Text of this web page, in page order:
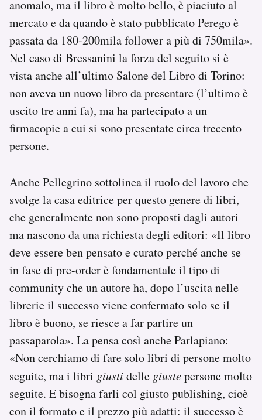
anomalo, ma il libro è molto bello, è piaciuto al
mercato e da quando è stato pubblicato Perego è
passata da 180-200mila follower a più di 750mila».
Nel caso di Bressanini la forza del seguito si è
vista anche all’ultimo Salone del Libro di Torino:
non aveva un nuovo libro da presentare (l’ultimo è
uscito tre anni fa), ma ha partecipato a un
firmacopie a cui si sono presentate circa trecento
persone.
Anche Pellegrino sottolinea il ruolo del lavoro che
svolge la casa editrice per questo genere di libri,
che generalmente non sono proposti dagli autori
ma nascono da una richiesta degli editori: «Il libro
deve essere ben pensato e curato perché anche se
in fase di pre-order è fondamentale il tipo di
community che un autore ha, dopo l’uscita nelle
librerie il successo viene confermato solo se il
libro è buono, se riesce a far partire un
passaparola». La pensa così anche Parlapiano:
«Non cerchiamo di fare solo libri di persone molto
seguite, ma i libri giustidelle giustepersone molto
seguite. E bisogna farli col giusto publishing, cioè
con il formato e il prezzo più adatti: il successo è